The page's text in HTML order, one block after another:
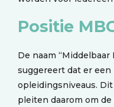
Positie
De naam
suggereert dat er
opleidingsniveaus.
pleiten daarom om